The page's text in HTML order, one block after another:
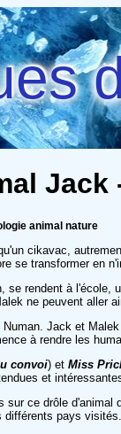
animal nature
cikavac,
se transformer en
rendent à
ne peuvent aller
Jack et
à rendre les
convoi) et Miss
et
ce drôle d'animal
pays